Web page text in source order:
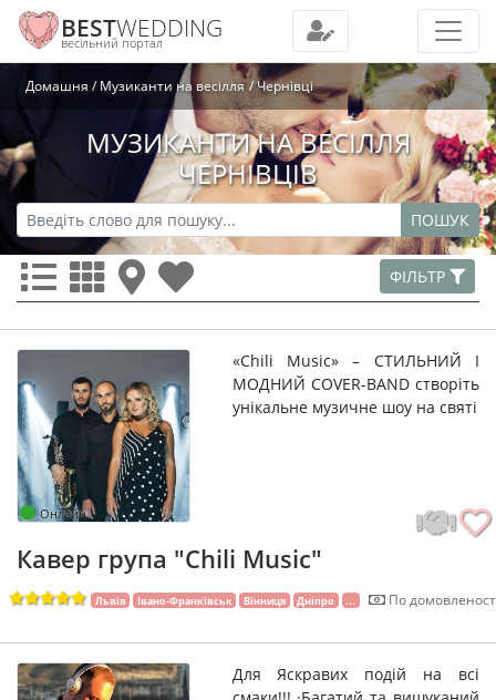
BESTWEDDING
весільний портал
Домашня Музиканти на весілля Чернівці
МУЗИКАНТИ НА ВЕСІЛЛЯ
ЧЕРНІВЦІВ
ПОШУК
ФІЛЬТР
Онлайн
«Chili Music» – СТИЛЬНИЙ І
МОДНИЙ COVER-BAND створіть
унікальне музичне шоу на святі
Кавер група "Chili Music"
Львів Івано-Франківськ Вінниця Дніпро ... По
Для Яскравих подій на всі